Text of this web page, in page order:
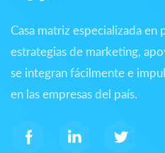
Casa matriz especializada en
estrategias de marketing,
se integran fácilmente e
en las empresas del país.